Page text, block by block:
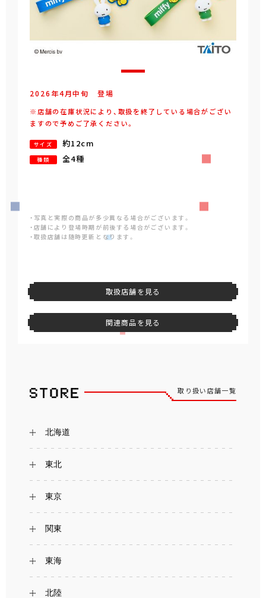
2026年4月中旬 登場
※店舗の在庫状況により、取扱を終了している場合がござい
ますので予めご了承ください。
サイズ 約12cm
種類 全4種
・写真と実際の商品が多少異なる場合がございます。
・店舗により登場時期が前後する場合がございます。
・取扱店舗は随時更新となります。
取扱店舗を見る
関連商品を見る
取り扱い店舗一覧
北海道
東北
東京
関東
東海
北陸